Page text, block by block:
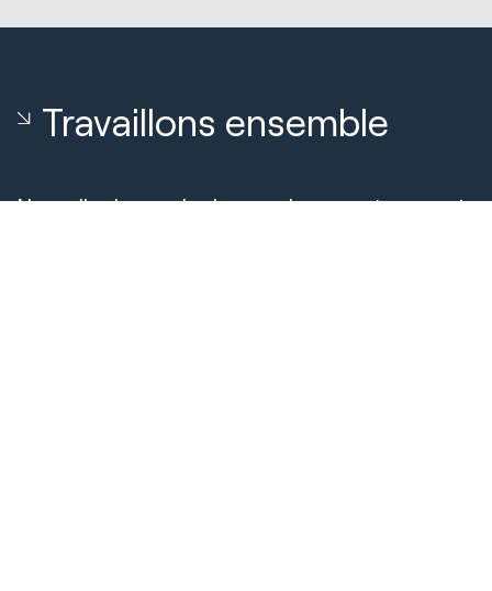
Travaillons ensemble
Nouvelle demande de renseignements